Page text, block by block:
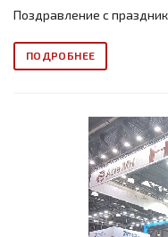
Поздравление с
ПОДРОБНЕЕ